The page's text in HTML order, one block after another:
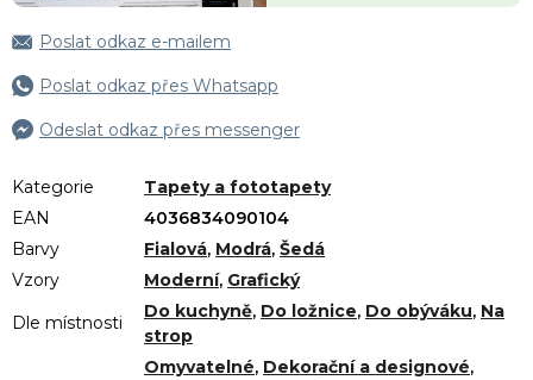
Poslat odkaz e-mailem
Poslat odkaz přes Whatsapp
Odeslat odkaz přes messenger
Kategorie
Tapety a fototapety
EAN
4036834090104
Barvy
Fialová, Modrá, Šedá
Vzory
Moderní, Grafický
Dle místnosti
Do kuchyně, Do ložnice, Do obýváku, Na
strop
Omyvatelné, Dekorační a designové,